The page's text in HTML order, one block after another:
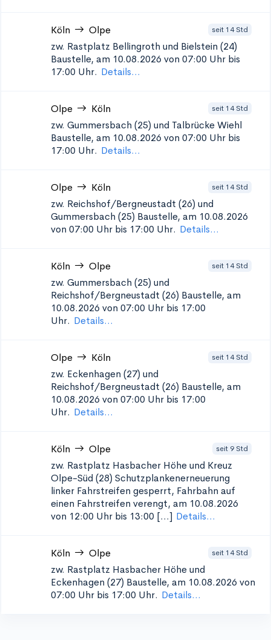
Köln Olpe seit 14 Std
zw. Rastplatz Bellingroth und Bielstein (24)
Baustelle, am 10.08.2026 von 07:00 Uhr bis
17:00 Uhr. Details...
Olpe Köln seit 14 Std
zw. Gummersbach (25) und Talbrücke Wiehl
Baustelle, am 10.08.2026 von 07:00 Uhr bis
17:00 Uhr. Details...
Olpe Köln seit 14 Std
zw. Reichshof/Bergneustadt (26) und
Gummersbach (25) Baustelle, am 10.08.2026
von 07:00 Uhr bis 17:00 Uhr. Details...
Köln Olpe seit 14 Std
zw. Gummersbach (25) und
Reichshof/Bergneustadt (26) Baustelle, am
10.08.2026 von 07:00 Uhr bis 17:00
Uhr. Details...
Olpe Köln seit 14 Std
zw. Eckenhagen (27) und
Reichshof/Bergneustadt (26) Baustelle, am
10.08.2026 von 07:00 Uhr bis 17:00
Uhr. Details...
Köln Olpe seit 9 Std
zw. Rastplatz Hasbacher Höhe und Kreuz
Olpe-Süd (28) Schutzplankenerneuerung
linker Fahrstreifen gesperrt, Fahrbahn auf
einen Fahrstreifen verengt, am 10.08.2026
von 12:00 Uhr bis 13:00 [...] Details...
Köln Olpe seit 14 Std
zw. Rastplatz Hasbacher Höhe und
Eckenhagen (27) Baustelle, am 10.08.2026 von
07:00 Uhr bis 17:00 Uhr. Details...